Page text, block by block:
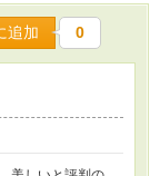
追加 0